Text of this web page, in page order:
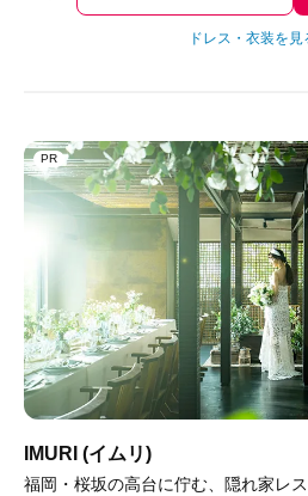
ドレス・衣装を見
PR
IMURI (イムリ)
福岡・桜坂の高台に佇む、隠れ家レ